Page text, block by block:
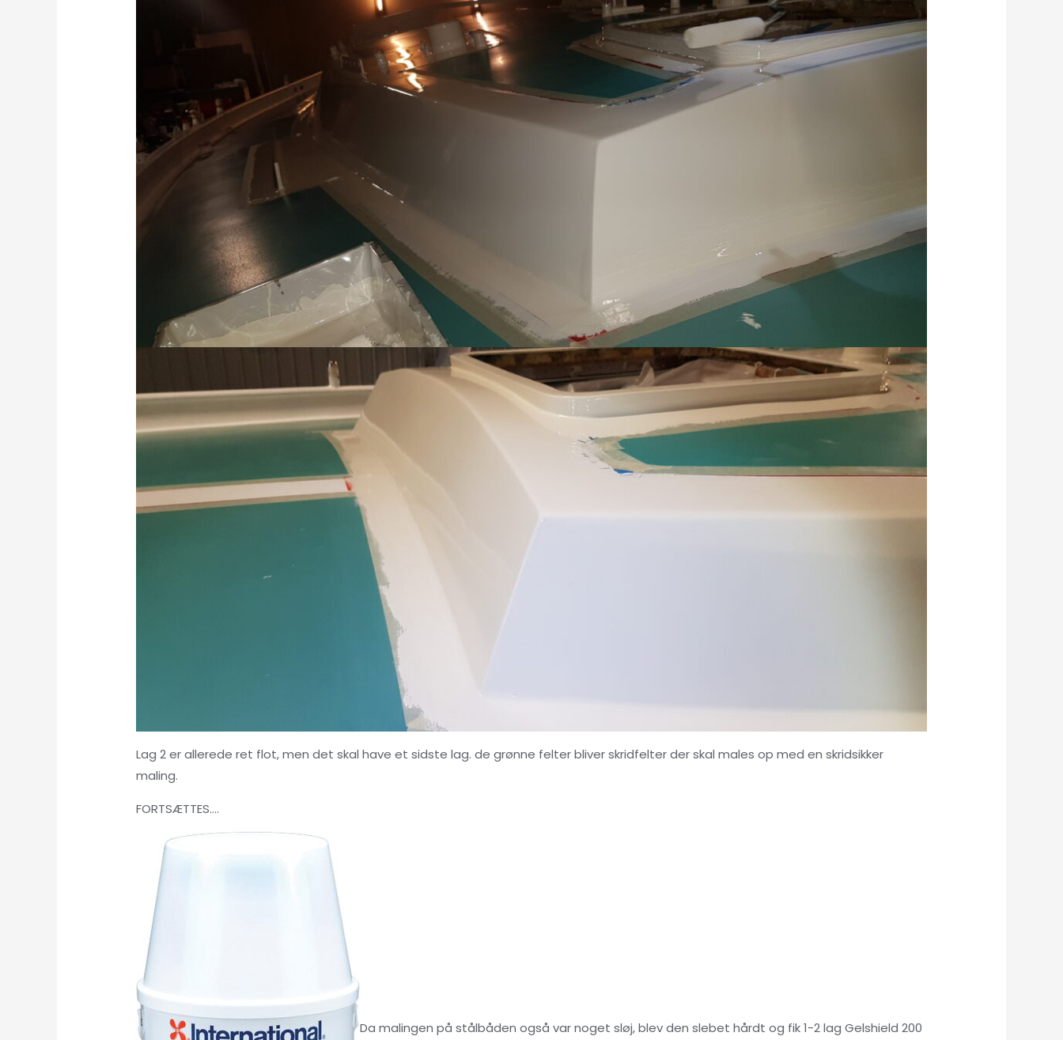
Lag 2 er allerede ret flot, men det skal have et sidste lag. de grønne felter bliver skridfelter der skal males op med en skridsikker
maling.
FORTSÆTTES….
Da malingen på stålbåden også var noget sløj, blev den slebet hårdt og fik 1-2 lag Gelshield 200